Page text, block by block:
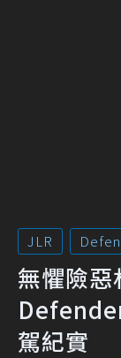
JLR
無懼險
駕紀實